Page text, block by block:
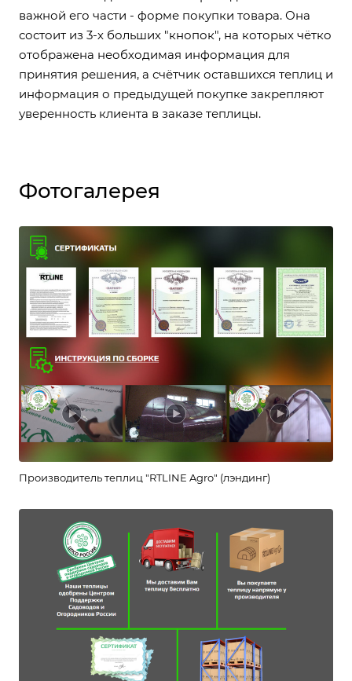
важной его части - форме покупки товара. Она
состоит из 3-х больших "кнопок", на которых чётко
отображена необходимая информация для
принятия решения, а счётчик оставшихся теплиц и
информация о предыдущей покупке закрепляют
уверенность клиента в заказе теплицы.
Фотогалерея
Производитель теплиц "RTLINE Agro" (лэндинг)